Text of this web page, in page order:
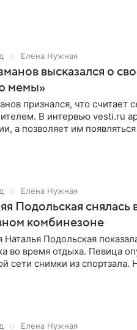
Елена Нужная
высказался о
мемы»
признался, что считает
В интервью vesti.ru
а позволяет им
Елена Нужная
Подольская снялась
комбинезоне
Наталья Подольская
во время отдыха. Певица
сети снимки из спортзала.
Елена Нужная